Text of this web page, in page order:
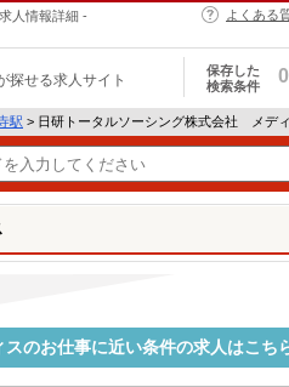
人情報詳細 -
よくある
探せる求人サイト
保存した
検索条件
0
駅 > 日研トータルソーシング株式会社 メデ
のお仕事に近い条件の求人はこち